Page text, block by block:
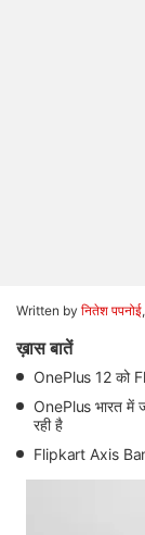
Written by नितेश पपनोई,
ख़ास बातें
OnePlus 12 को
OnePlus भारत में
रही है
Flipkart Axis